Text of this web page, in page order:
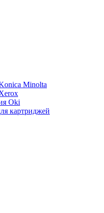
Minolta
Oki
картриджей